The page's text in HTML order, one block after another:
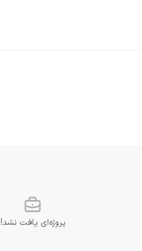
پروژه‌ای یافت نشد!